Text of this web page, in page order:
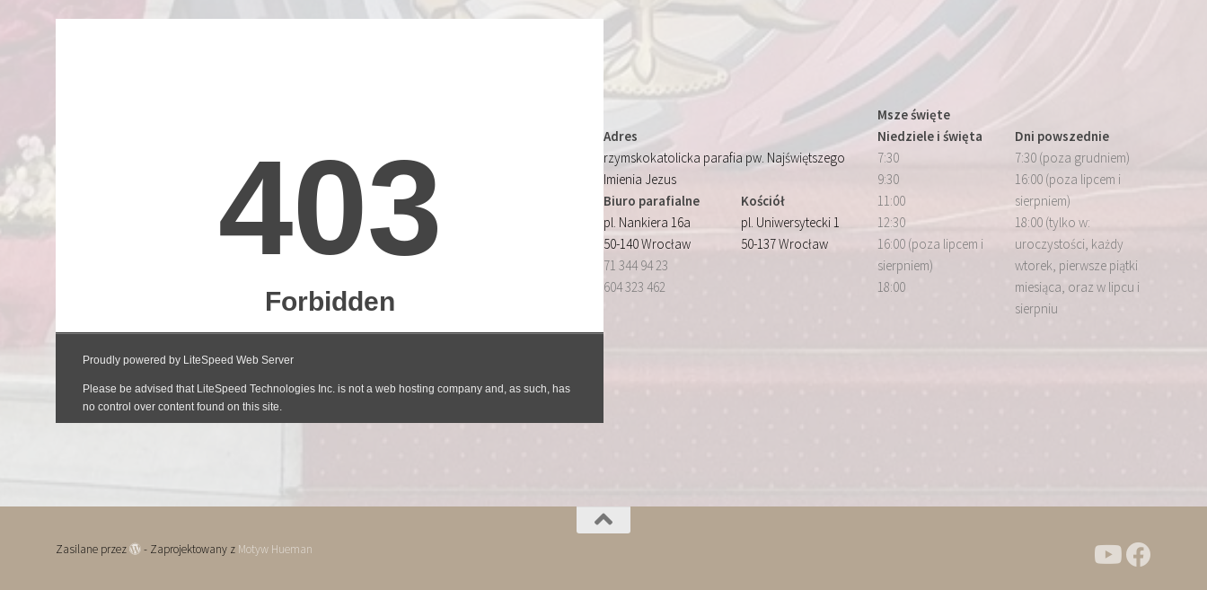
Adres
rzymskokatolicka parafia pw. Najświętszego
Imienia Jezus
Biuro parafialne
pl. Nankiera 16a
50-140 Wrocław
71 344 94 23
604 323 462
Kościół
pl. Uniwersytecki 1
50-137 Wrocław
Msze święte
Niedziele i święta
7:30
9:30
11:00
12:30
16:00 (poza lipcem i
sierpniem)
18:00
Dni powszednie
7:30 (poza grudniem)
16:00 (poza lipcem i
sierpniem)
18:00 (tylko w:
uroczystości, każdy
wtorek, pierwsze piątki
miesiąca, oraz w lipcu i
sierpniu
Zasilane przez - Zaprojektowany z Motyw Hueman